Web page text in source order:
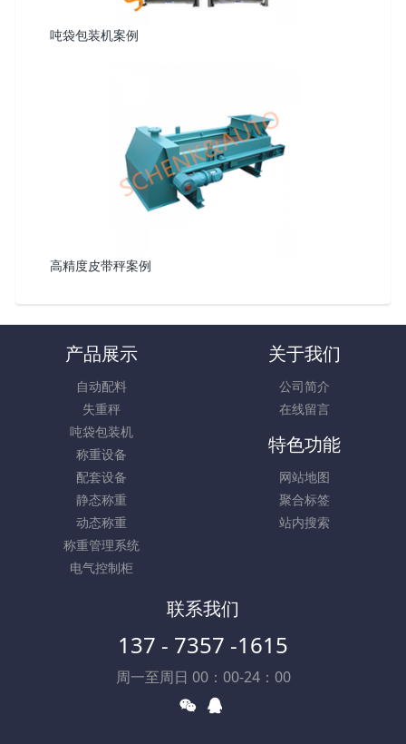
吨袋包装机案例
高精度皮带秤案例
产品展示
自动配料
失重秤
吨袋包装机
称重设备
配套设备
静态称重
动态称重
称重管理系统
电气控制柜
关于我们
公司简介
在线留言
特色功能
网站地图
聚合标签
站内搜索
联系我们
137 - 7357 -1615
周一至周日 00：00-24：00